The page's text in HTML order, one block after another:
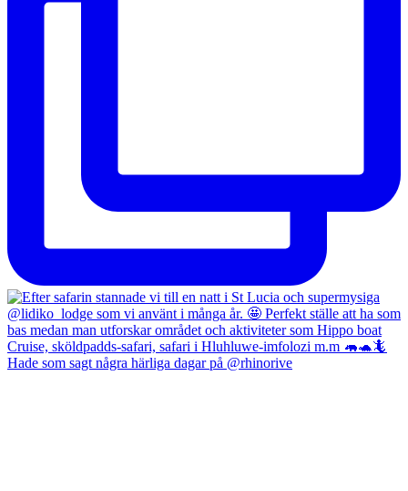
Hade som sagt några härliga dagar på @rhinorive